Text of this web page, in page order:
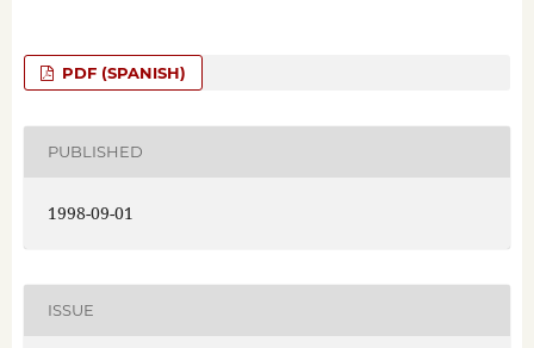
PDF (SPANISH)
PUBLISHED
1998-09-01
ISSUE